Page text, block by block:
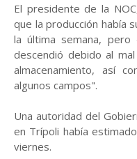
El presidente de la
que la producción había
la última semana, pero
descendió debido al
almacenamiento, así
algunos campos".
Una autoridad del
en Trípoli había
viernes.